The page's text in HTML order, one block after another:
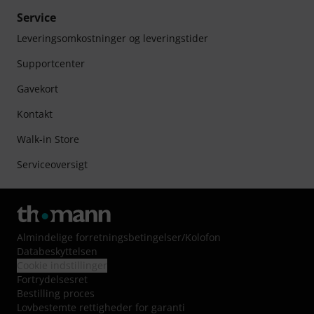
Service
Leveringsomkostninger og leveringstider
Supportcenter
Gavekort
Kontakt
Walk-in Store
Serviceoversigt
Almindelige forretningsbetingelser/Kolofon
Databeskyttelsen
Fortrydelsesret
Bestilling proces
Lovbestemte rettigheder for garanti